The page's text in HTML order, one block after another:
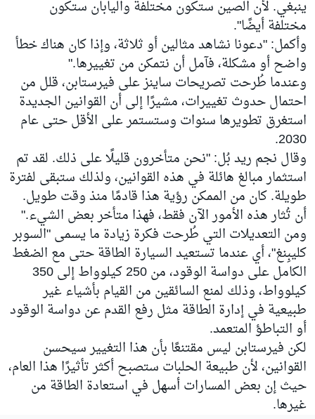
ينبغي. لأن الصين ستكون مختلفة واليابان ستكون
مختلفة أيضًا".
وأكمل: "دعونا نشاهد مثالين أو ثلاثة، وإذا كان هناك خطأ
واضح أو مشكلة، فآمل أن نتمكن من تغييرها."
وعندما طُرحت تصريحات ساينز على فيرستابن، قلل من
احتمال حدوث تغييرات، مشيرًا إلى أن القوانين الجديدة
استغرق تطويرها سنوات وستستمر على الأقل حتى عام
2030.
وقال نجم ريد بُل: "نحن متأخرون قليلًا على ذلك. لقد تم
استثمار مبالغ هائلة في هذه القوانين، ولذلك ستبقى لفترة
طويلة. كان من الممكن رؤية هذا قادمًا منذ وقت طويل.
أن تُثار هذه الأمور الآن فقط، فهذا متأخر بعض الشيء."
ومن التعديلات التي طُرحت فكرة زيادة ما يسمى "السوبر
كليبِنغ"، أي عندما تستعيد السيارة الطاقة حتى مع الضغط
الكامل على دواسة الوقود، من 250 كيلوواط إلى 350
كيلوواط، وذلك لمنع السائقين من القيام بأشياء غير
طبيعية في إدارة الطاقة مثل رفع القدم عن دواسة الوقود
أو التباطؤ المتعمد.
لكن فيرستابن ليس مقتنعًا بأن هذا التغيير سيحسن
القوانين، لأن طبيعة الحلبات ستصبح أكثر تأثيرًا هذا العام،
حيث إن بعض المسارات أسهل في استعادة الطاقة من
غيرها.